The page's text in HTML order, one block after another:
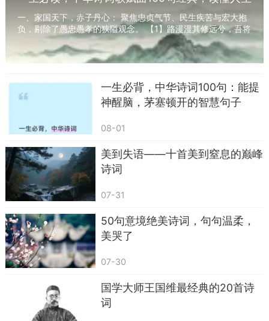
18. 随风潜入夜，润物细无声。——杜甫《春
夜喜雨》
杜甫《江南逢李龟年》
——杜甫《茅屋为秋风所破歌》
几度秋（建议收藏/常读常新）
一、家国天下，赤子丹心： 聚焦忠贞气节、民生疾苦与宏大抱
负，剔除了愚忠愚孝的狭隘观念。 【1】路漫漫其修远兮，吾将
上下而求索。 ——屈原《离骚》 意译：前...
一生必背，中华诗词100句：能提
神醒脑，茅塞顿开的智慧句子
08-01
美到失语——十首美到窒息的巅峰
诗词
07-31
50句意境绝美诗词，句句温柔，
美哭了
07-30
国学大师王国维最经典的20首诗
词